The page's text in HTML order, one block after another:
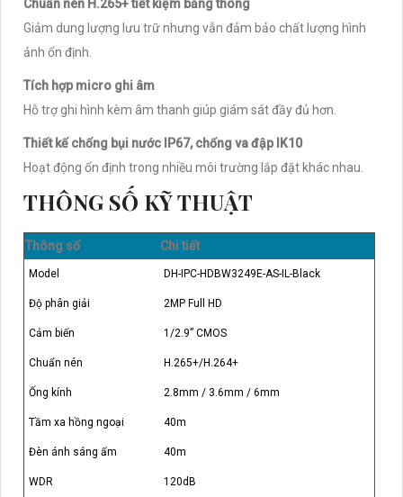
Chuẩn nén H.265+ tiết kiệm băng thông
Giảm dung lượng lưu trữ nhưng vẫn đảm bảo chất lượng hình
ảnh ổn định.
Tích hợp micro ghi âm
Hỗ trợ ghi hình kèm âm thanh giúp giám sát đầy đủ hơn.
Thiết kế chống bụi nước IP67, chống va đập IK10
Hoạt động ổn định trong nhiều môi trường lắp đặt khác nhau.
THÔNG SỐ KỸ THUẬT
Thông số Chi tiết
Model DH-IPC-HDBW3249E-AS-IL-Black
Độ phân giải 2MP Full HD
Cảm biến 1/2.9” CMOS
Chuẩn nén H.265+/H.264+
Ống kính 2.8mm / 3.6mm / 6mm
Tầm xa hồng ngoại 40m
Đèn ánh sáng ấm 40m
WDR 120dB